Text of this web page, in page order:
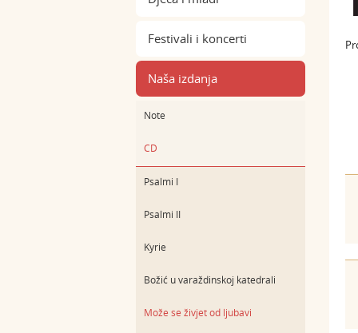
Festivali i koncerti
Naša izdanja
Note
CD
Psalmi I
Psalmi II
Kyrie
Božić u varaždinskoj katedrali
Može se živjet od ljubavi